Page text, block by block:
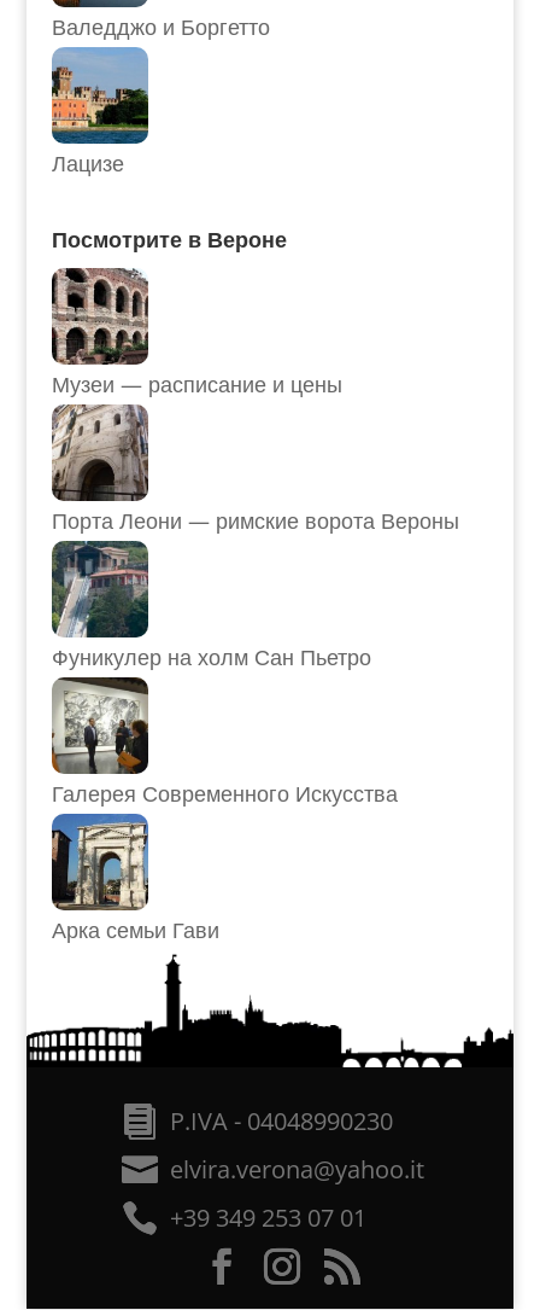
Валедджо и Боргетто
Лацизе
Посмотрите в Вероне
Музеи — расписание и цены
Порта Леони — римские ворота Вероны
Фуникулер на холм Сан Пьетро
Галерея Современного Искусства
Арка семьи Гави
P.IVA - 04048990230
elvira.verona@yahoo.it
+39 349 253 07 01